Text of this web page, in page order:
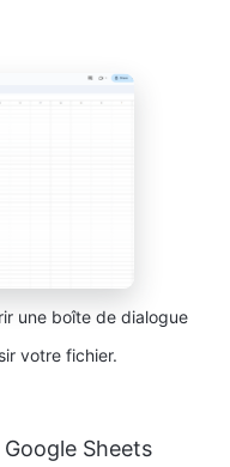
une boîte de dialogue
votre fichier.
Sheets